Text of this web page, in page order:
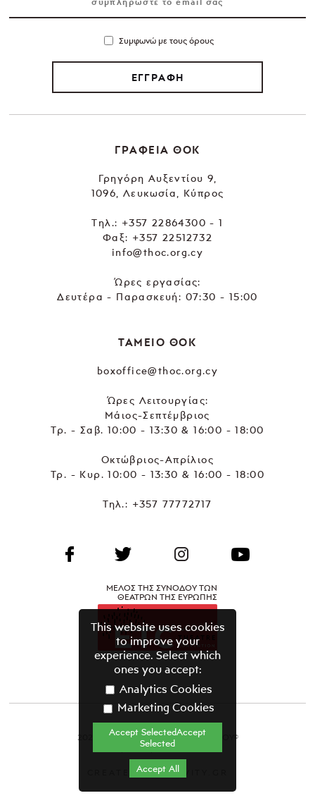
Συμφωνώ με τους όρους
ΕΓΓΡΑΦΗ
ΓΡΑΦΕΙΑ ΘΟΚ
Γρηγόρη Αυξεντίου 9,
1096, Λευκωσία, Κύπρος
Tηλ.: +357 22864300 - 1
Φαξ: +357 22512732
info@thoc.org.cy
Ώρες εργασίας:
Δευτέρα - Παρασκευή: 07:30 - 15:00
ΤΑΜΕΙΟ ΘΟΚ
boxoffice@thoc.org.cy
Ώρες Λειτουργίας:
Μάιος-Σεπτέμβριος
Τρ. - Σαβ. 10:00 - 13:30 & 16:00 - 18:00
Οκτώβριος-Απρίλιος
Τρ. - Κυρ. 10:00 - 13:30 & 16:00 - 18:00
Τηλ.: +357 77772717
ΜΕΛΟΣ ΤΗΣ ΣΥΝΟΔΟΥ ΤΩΝ
ΘΕΑΤΡΩΝ ΤΗΣ ΕΥΡΩΠΗΣ
2021 ΘΕΑΤΡΙΚΟΣ ΟΡΓΑΝΙΣΜΟΣ ΚΥΠΡΟΥ©
Όροι & Προϋποθέσεις
CREATED BY GRAVITY.GR
This website uses cookies
to improve your
experience. Select which
ones you accept:
Analytics Cookies
Marketing Cookies
Accept SelectedAccept
Selected
Accept All